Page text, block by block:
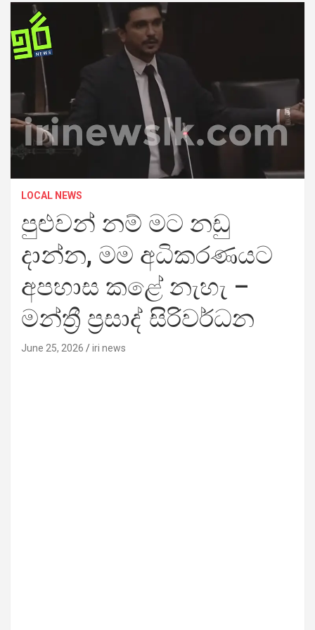
LOCAL NEWS
පුළුවන් නම් මට නඩු
දාන්න, මම අධිකරණයට
අපහාස කළේ නැහැ –
මන්ත්‍රී ප්‍රසාද් සිරිවර්ධන
June 25, 2026 iri news